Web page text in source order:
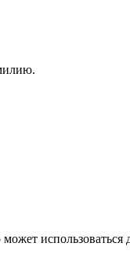
использоваться